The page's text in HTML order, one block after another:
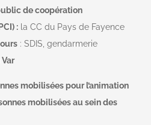
de coopération
:la CC du Pays de Fayence
: SDIS, gendarmerie
mobilisées pour l’animation
mobilisées au sein des